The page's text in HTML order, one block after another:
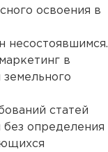
освоения в
несостоявшимся.
в
статей
без определения